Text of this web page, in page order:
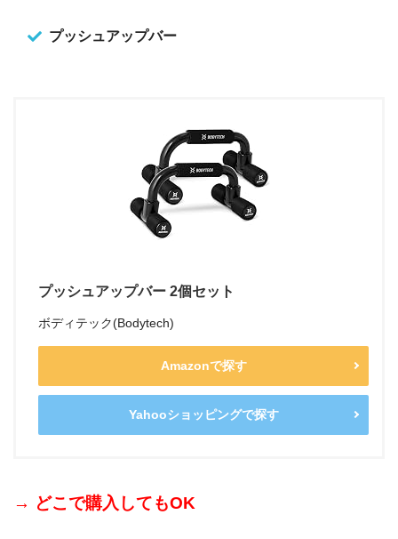
プッシュアップバー
プッシュアップバー 2個セット
ボディテック(Bodytech)
Amazonで探す
Yahooショッピングで探す
→ どこで購入してもOK